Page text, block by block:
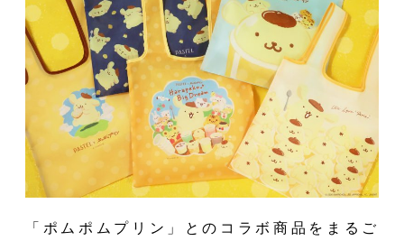
App
「ポムポムプリン」とのコラボ商品をまるご